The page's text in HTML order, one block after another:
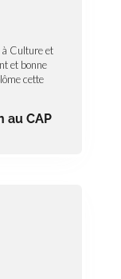
à Culture et
et bonne
cette
au CAP
Culture et
et bonne
AEPE